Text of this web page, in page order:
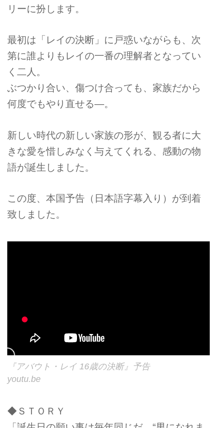
リーに扮します。
最初は「レイの決断」に戸惑いながらも、次
第に誰よりもレイの一番の理解者となってい
く二人。
ぶつかり合い、傷つけ合っても、家族だから
何度でもやり直せる―。
新しい時代の新しい家族の形が、観る者に大
きな愛を惜しみなく与えてくれる、感動の物
語が誕生しました。
この度、本国予告（日本語字幕入り）が到着
致しました。
『アバウト・レイ 16歳の決断』予告
youtu.be
◆ＳＴＯＲＹ